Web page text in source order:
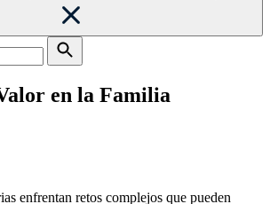
en la Familia
enfrentan retos complejos que pueden